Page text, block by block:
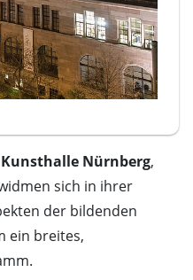
Kunsthalle Nürnberg,
sich in ihrer
der bildenden
ein breites,